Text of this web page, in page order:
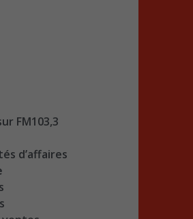
FM103,3
d’affaires